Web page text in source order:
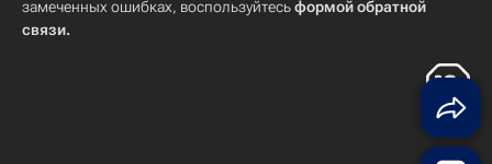
замеченных ошибках, воспользуйтесьформой обратной
связи.